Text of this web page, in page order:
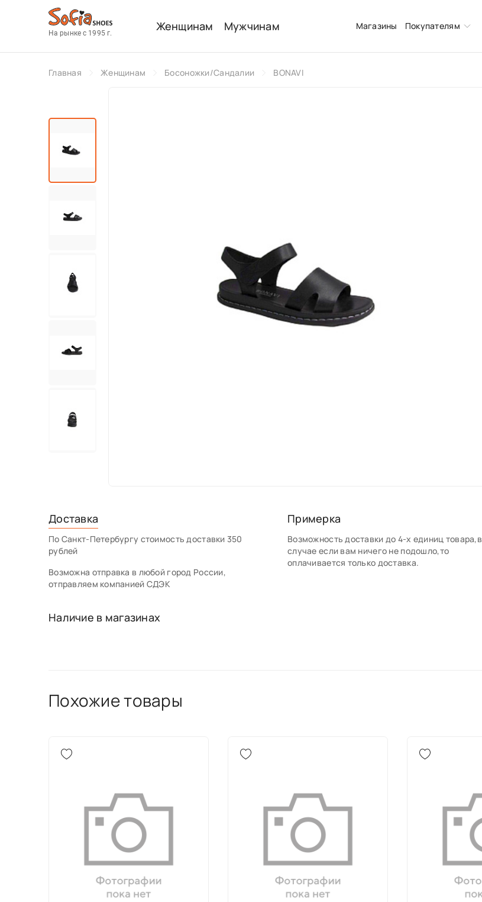
На рынке с 1995 г. Женщинам Мужчинам Магазины Покупателям
Главная Женщинам Босоножки/Сандалии BONAVI
Доставка
По Санкт-Петербургу стоимость доставки 350
рублей
Возможна отправка в любой город России,
отправляем компанией СДЭК
Примерка
Возможность доставки до 4-х единиц товара,в
случае если вам ничего не подошло,то
оплачивается только доставка.
Наличие в магазинах
Похожие товары